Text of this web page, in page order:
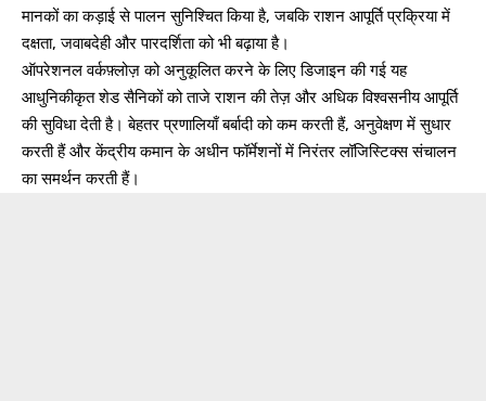
मानकों का कड़ाई से पालन सुनिश्चित किया है, जबकि राशन आपूर्ति प्रक्रिया में
दक्षता, जवाबदेही और पारदर्शिता को भी बढ़ाया है।
ऑपरेशनल वर्कफ़्लोज़ को अनुकूलित करने के लिए डिजाइन की गई यह
आधुनिकीकृत शेड सैनिकों को ताजे राशन की तेज़ और अधिक विश्वसनीय आपूर्ति
की सुविधा देती है। बेहतर प्रणालियाँ बर्बादी को कम करती हैं, अनुवेक्षण में सुधार
करती हैं और केंद्रीय कमान के अधीन फॉर्मेशनों में निरंतर लॉजिस्टिक्स संचालन
का समर्थन करती हैं।